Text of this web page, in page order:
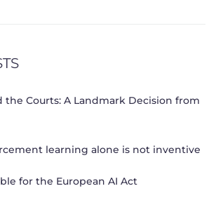
the Courts: A Landmark Decision from
learning alone is not inventive
for the European AI Act